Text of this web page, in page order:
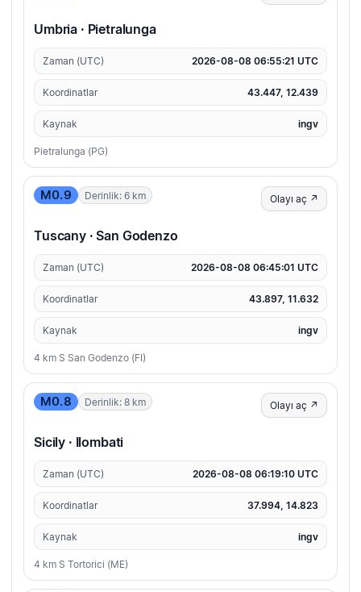
Umbria · Pietralunga
Zaman (UTC) 2026-08-08 06:55:21 UTC
Koordinatlar 43.447, 12.439
Kaynak ingv
Pietralunga (PG)
M0.9 Derinlik: 6 km Olayı aç ↗
Tuscany · San Godenzo
Zaman (UTC) 2026-08-08 06:45:01 UTC
Koordinatlar 43.897, 11.632
Kaynak ingv
4 km S San Godenzo (FI)
M0.8 Derinlik: 8 km Olayı aç ↗
Sicily · Ilombati
Zaman (UTC) 2026-08-08 06:19:10 UTC
Koordinatlar 37.994, 14.823
Kaynak ingv
4 km S Tortorici (ME)